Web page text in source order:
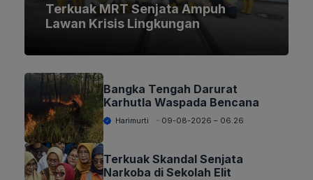
Terkuak MRT Senjata Ampuh
Lawan Krisis Lingkungan
Bangka Tengah Darurat
Karhutla Waspada Bencana
Harimurti 09-08-2026 – 06.26
Terkuak Skandal Senjata
Narkoba di Sekolah Elit